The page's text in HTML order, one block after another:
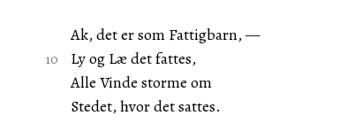
Ak, det er som Fattigbarn, —
Ly og Læ det fattes,
Alle Vinde storme om
Stedet, hvor det sattes.